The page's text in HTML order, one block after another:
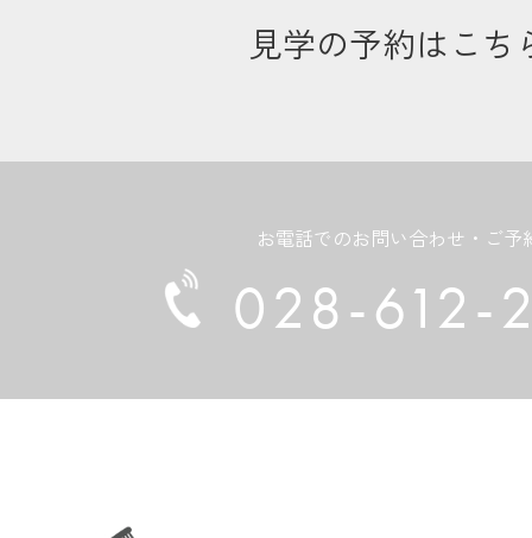
見学の予約はこち
お電話でのお問い合わせ・ご予
028-612-